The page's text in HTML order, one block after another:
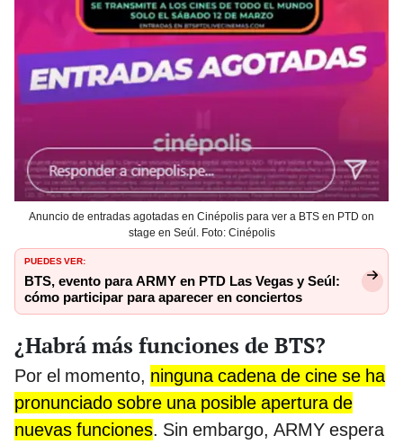
Anuncio de entradas agotadas en Cinépolis para ver a BTS en PTD on
stage en Seúl. Foto: Cinépolis
PUEDES VER:
BTS, evento para ARMY en PTD Las Vegas y Seúl:
cómo participar para aparecer en conciertos
¿Habrá más funciones de BTS?
Por el momento, ninguna cadena de cine se ha
pronunciado sobre una posible apertura de
nuevas funciones. Sin embargo, ARMY espera